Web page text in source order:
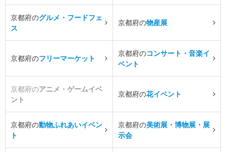
京都府のグルメ・フードフェ
ス
京都府の物産展
京都府のフリーマーケット
京都府のコンサート・音楽イ
ベント
京都府のアニメ・ゲームイベ
ント
京都府の花イベント
京都府の動物ふれあいイベン
ト
京都府の美術展・博物展・展
示会